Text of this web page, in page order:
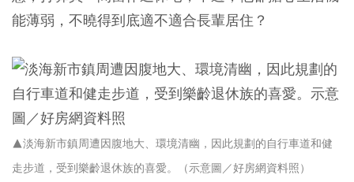
能薄弱，不曉得到底適不適合長輩居住？
▲淡海新市鎮周遭因腹地大、環境清幽，因此規劃的自行車道和健
走步道，受到樂齡退休族的喜愛。（示意圖／好房網資料照）